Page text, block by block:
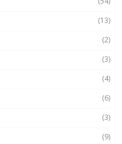
(13)
(2)
(3)
(4)
(6)
(3)
(9)